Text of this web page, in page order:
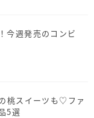
今週発売のコンビ
桃スイーツも♡ファ
5選